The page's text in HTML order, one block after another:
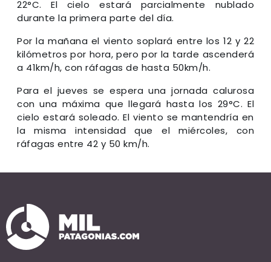
22°C. El cielo estará parcialmente nublado
durante la primera parte del día.
Por la mañana el viento soplará entre los 12 y 22
kilómetros por hora, pero por la tarde ascenderá
a 41km/h, con ráfagas de hasta 50km/h.
Para el jueves se espera una jornada calurosa
con una máxima que llegará hasta los 29°C. El
cielo estará soleado. El viento se mantendría en
la misma intensidad que el miércoles, con
ráfagas entre 42 y 50 km/h.